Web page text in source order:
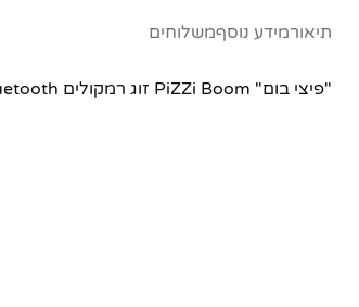
תיאורמידע נוסףמשלוחים
"פיצי בום" PiZZi Boom זוג רמקולים Bluetooth עוצמתי 2x5W במיוחד בצבע שחור